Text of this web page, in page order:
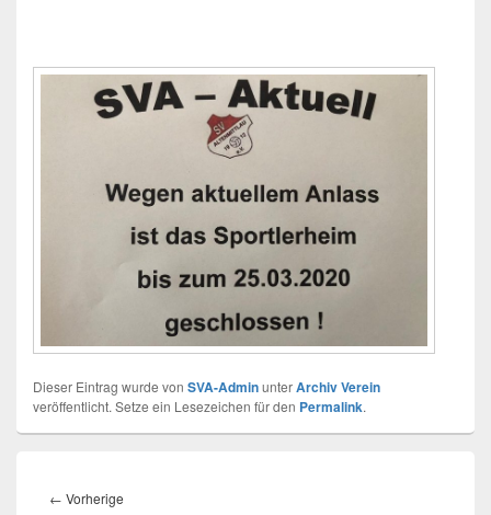
Dieser Eintrag wurde von SVA-AdminunterArchiv Verein
veröffentlicht. Setze ein Lesezeichen für den Permalink.
← Vorherige